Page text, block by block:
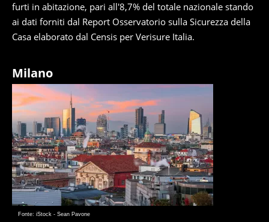
furti in abitazione, pari all'8,7% del totale nazionale stando
ai dati forniti dal Report Osservatorio sulla Sicurezza della
Casa elaborato dal Censis per Verisure Italia.
Milano
Fonte: iStock - Sean Pavone